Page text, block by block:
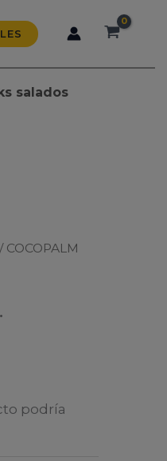
salados
COCOPALM
podría